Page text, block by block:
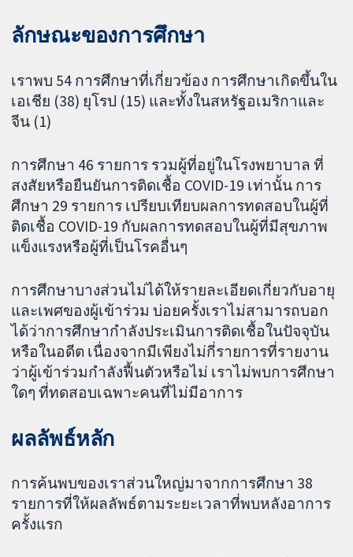
ลักษณะของการศึกษา
เราพบ 54 การศึกษาที่เกี่ยวข้อง การศึกษาเกิดขึ้นใน
เอเชีย (38) ยุโรป (15) และทั้งในสหรัฐอเมริกาและ
จีน (1)
การศึกษา 46 รายการ รวมผู้ที่อยู่ในโรงพยาบาล ที่
สงสัยหรือยืนยันการติดเชื้อ COVID-19 เท่านั้น การ
ศึกษา 29 รายการ เปรียบเทียบผลการทดสอบในผู้ที่
ติดเชื้อ COVID-19 กับผลการทดสอบในผู้ที่มีสุขภาพ
แข็งแรงหรือผู้ที่เป็นโรคอื่นๆ
การศึกษาบางส่วนไม่ได้ให้รายละเอียดเกี่ยวกับอายุ
และเพศของผู้เข้าร่วม บ่อยครั้งเราไม่สามารถบอก
ได้ว่าการศึกษากำลังประเมินการติดเชื้อในปัจจุบัน
หรือในอดีต เนื่องจากมีเพียงไม่กี่รายการที่รายงาน
ว่าผู้เข้าร่วมกำลังฟื้นตัวหรือไม่ เราไม่พบการศึกษา
ใดๆ ที่ทดสอบเฉพาะคนที่ไม่มีอาการ
ผลลัพธ์หลัก
การค้นพบของเราส่วนใหญ่มาจากการศึกษา 38
รายการที่ให้ผลลัพธ์ตามระยะเวลาที่พบหลังอาการ
ครั้งแรก